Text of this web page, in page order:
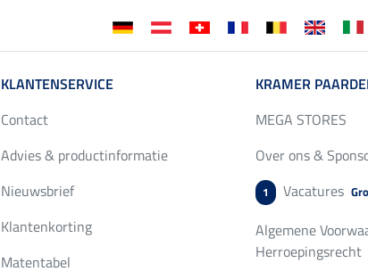
KLANTENSERVICE
Contact
Advies & productinformatie
Nieuwsbrief
Klantenkorting
Matentabel
KRAMER
MEGA STORES
Over ons &
1 Vacatures
Algemene
Herroepingsrecht